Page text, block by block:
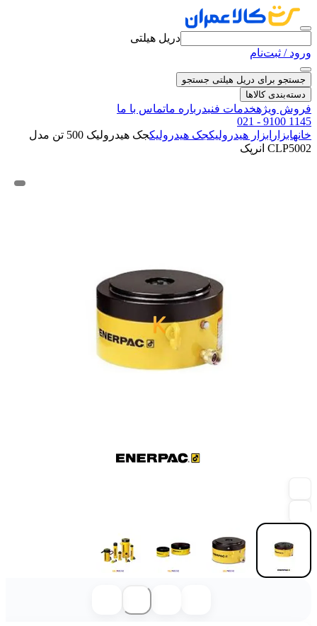
دریل هیلتی
ورود / ثبت‌نام
جستجو برای دریل هیلتی جستجو
دسته‌بندی کالاها
فروش ویژهخدمات فنیدرباره ماتماس با ما
021 - 9100 1145
خانهابزار ابزار هیدرولیکجک هیدرولیک
جک هیدرولیک 500 تن مدل
CLP5002 انرپک